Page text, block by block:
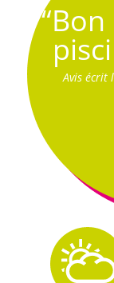
Avis écrit